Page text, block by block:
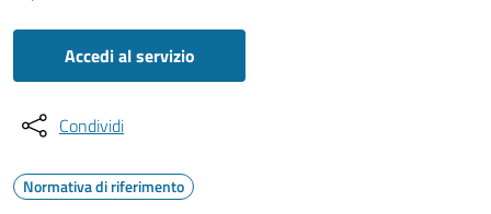
Accedi al servizio
Condividi
Normativa di riferimento